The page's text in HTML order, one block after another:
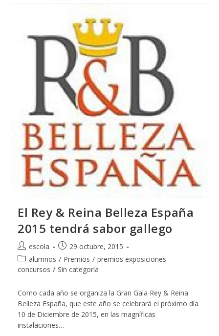
Con
Las
Tres
Diseñadoras
De
Joyas
Del
Atlántico
El Rey & Reina Belleza España
2015 tendrá sabor gallego
Autor
de
la
escola
Publicación
de
la
entrada:
29 octubre, 2015
Categoría
de
entrada:
alumnos / Premios / premios exposiciones
concursos / Sin categoría
Como cada año se organiza la Gran Gala Rey & Reina
Belleza España, que este año se celebrará el próximo día
10 de Diciembre de 2015, en las magníficas
instalaciones…